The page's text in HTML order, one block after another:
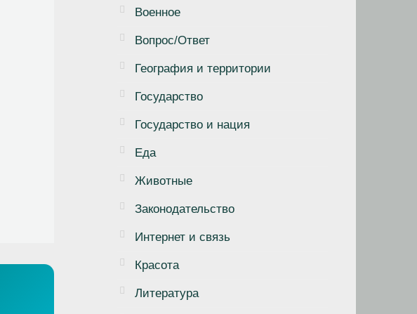
Военное
Вопрос/Ответ
География и территории
Государство
Государство и нация
Еда
Животные
Законодательство
Интернет и связь
Красота
Литература